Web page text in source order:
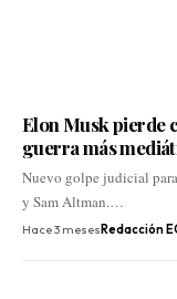
Elon Musk pierde
guerra más
Nuevo golpe judicial
y Sam Altman.…
Hace 3 mesesRedacción